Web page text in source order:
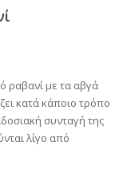
ραβανί με τα αβγά
κατά κάποιο τρόπο
συνταγή της
λίγο από